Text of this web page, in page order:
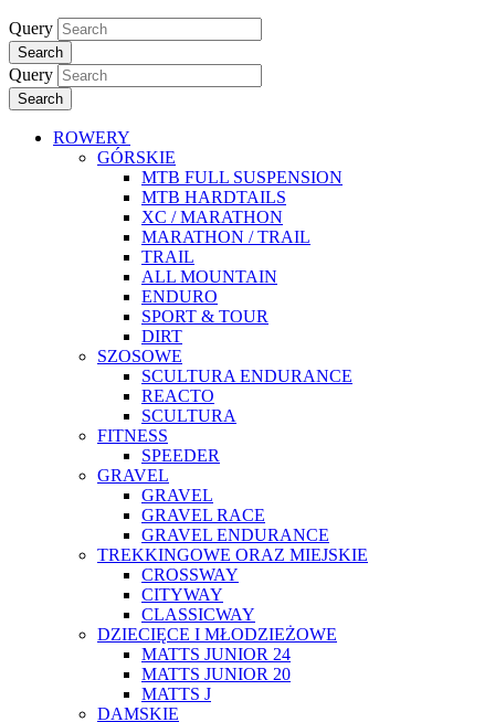
Query
Search
Query
Search
ROWERY
GÓRSKIE
MTB FULL SUSPENSION
MTB HARDTAILS
XC / MARATHON
MARATHON / TRAIL
TRAIL
ALL MOUNTAIN
ENDURO
SPORT & TOUR
DIRT
SZOSOWE
SCULTURA ENDURANCE
REACTO
SCULTURA
FITNESS
SPEEDER
GRAVEL
GRAVEL
GRAVEL RACE
GRAVEL ENDURANCE
TREKKINGOWE ORAZ MIEJSKIE
CROSSWAY
CITYWAY
CLASSICWAY
DZIECIĘCE I MŁODZIEŻOWE
MATTS JUNIOR 24
MATTS JUNIOR 20
MATTS J
DAMSKIE